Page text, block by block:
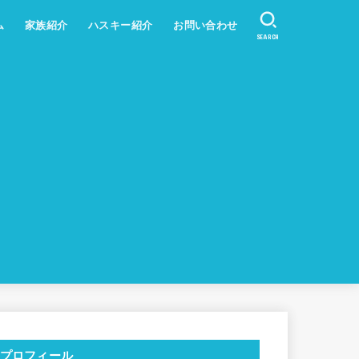
家族紹介 ハスキー紹介 お問い合わせ
SEARCH
プロフィール